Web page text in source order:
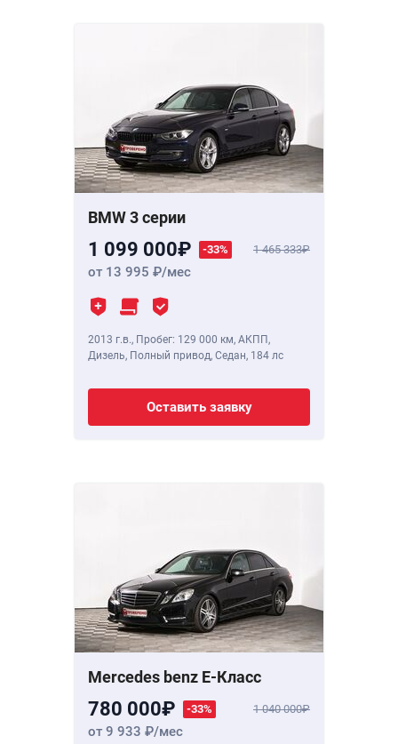
BMW 3 серии
1 099 000 -33% 1 465 333
от 13 995 /мес
2013 г.в., Пробег: 129 000 км, АКПП,
Дизель, Полный привод, Седан, 184 лс
Оставить заявку
Mercedes benz E-Класс
780 000 -33% 1 040 000
от 9 933 /мес